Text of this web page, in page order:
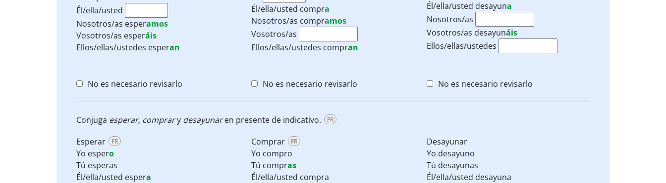
Él/ella/usted
Nosotros/as esperamos
Vosotros/as esperáis
Ellos/ellas/ustedes esperan
No es necesario revisarlo
Él/ella/usted compra
Nosotros/as compramos
Vosotros/as
Ellos/ellas/ustedes compran
No es necesario revisarlo
Él/ella/usted desayuna
Nosotros/as
Vosotros/as desayunáis
Ellos/ellas/ustedes
No es necesario revisarlo
Conjuga esperar, comprary desayunaren presente de indicativo. FR
Esperar FR
Yo espero
Tú esperas
Él/ella/usted espera
Comprar FR
Yo compro
Tú compras
Él/ella/usted compra
Desayunar
Yo desayuno
Tú desayunas
Él/ella/usted desayuna